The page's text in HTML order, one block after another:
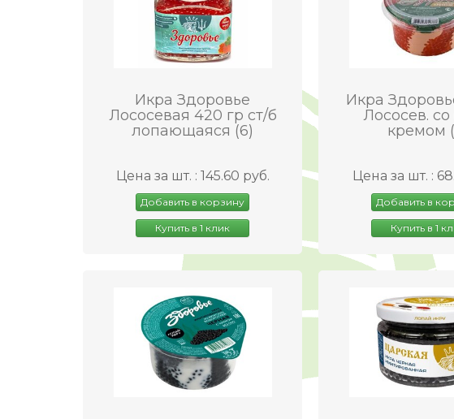
Икра Здоровье
Лососевая 420 гр ст/б
лопающаяся (6)
Цена за шт. : 145.60 руб.
Добавить в корзину
Купить в 1 клик
Икра
Лососев. со
кремом
Цена за шт. :
Добавить в
Купить в 1